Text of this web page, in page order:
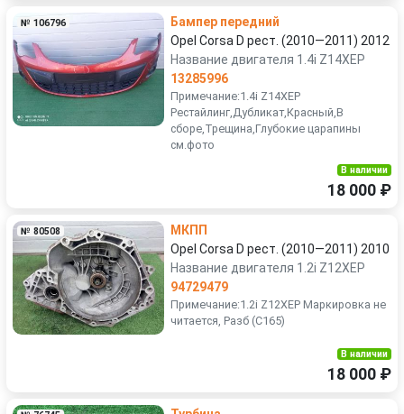
№ 106796
Бампер передний
Opel Corsa D рест. (2010—2011) 2012
Название двигателя 1.4i Z14XEP
13285996
Примечание:1.4i Z14XEP
Рестайлинг,Дубликат,Красный,В
сборе,Трещина,Глубокие царапины
см.фото
В наличии
18 000 ₽
№ 80508
МКПП
Opel Corsa D рест. (2010—2011) 2010
Название двигателя 1.2i Z12XEP
94729479
Примечание:1.2i Z12XEP Маркировка не
читается, Разб (С165)
В наличии
18 000 ₽